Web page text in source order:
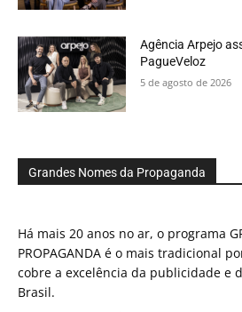
Agência Arpejo
PagueVeloz
5 de agosto de 2026
Grandes Nomes da Propaganda
Há mais 20 anos no ar, o programa
PROPAGANDA é o mais tradicional
cobre a excelência da publicidade e
Brasil.